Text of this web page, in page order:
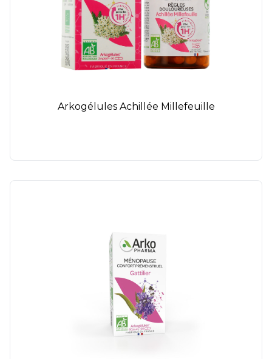
Arkogélules Achillée Millefeuille